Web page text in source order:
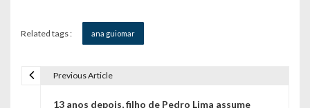
Related tags : ana guiomar
Previous Article
13 anos depois, filho de Pedro Lima assume